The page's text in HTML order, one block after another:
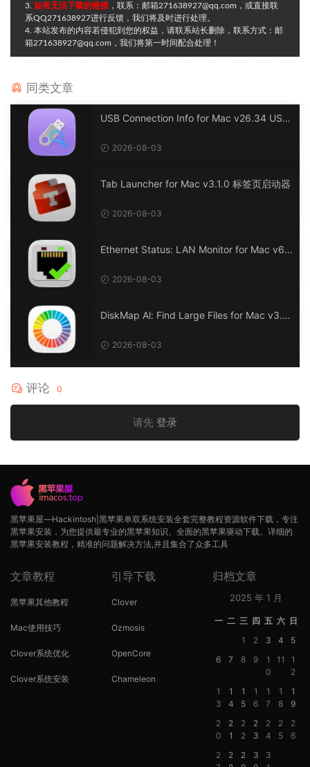
3. 如有无法下载的链接 ，联系：邮箱271638927@qq.com，或直接联
系QQ271638927进行反馈，我们将及时进行处理。
4. 本站发布的内容若侵犯到您的权益，请联系站长删除，联系方式：邮
箱271638927@qq.com，我们将第一时间配合处理！
同类文章
USB Connection Info for Mac v26.34 USB
2026-08-03
Tab Launcher for Mac v3.1.0 标签页启动器
2026-08-03
Ethernet Status: LAN Monitor for Mac v6.
2026-08-03
DiskMap Al: Find Large Files for Mac v3.1
2026-08-03
评论 0
请先 登录
黑苹果屋—Hackintosh|黑苹果单双系统安装全套完整教程资源软件下载，专注
黑苹果安装，为您提供最专业的黑苹果知识、全面的黑苹果驱动下载、详细的
黑苹果安装教程，精准的问题解决方法,并且集合了众多工具
文章教程
黑苹果其他教程
Mac使用技巧
Clover系统优化
Clover系统安装
引导下载
Clover
Ozmosis
OpenCore
Chameleon
归档文章
2025 年 1 月
一 二 三 四 五 六 日
1
2 3 4
5
6
7 8 9
1
0
11
1
2
1
3
1
4
1
5
1
6
1
7
1
8
1
9
2
0
2
1
2
2
2
3
2
4
2
5
2
6
2
2
2
3
3